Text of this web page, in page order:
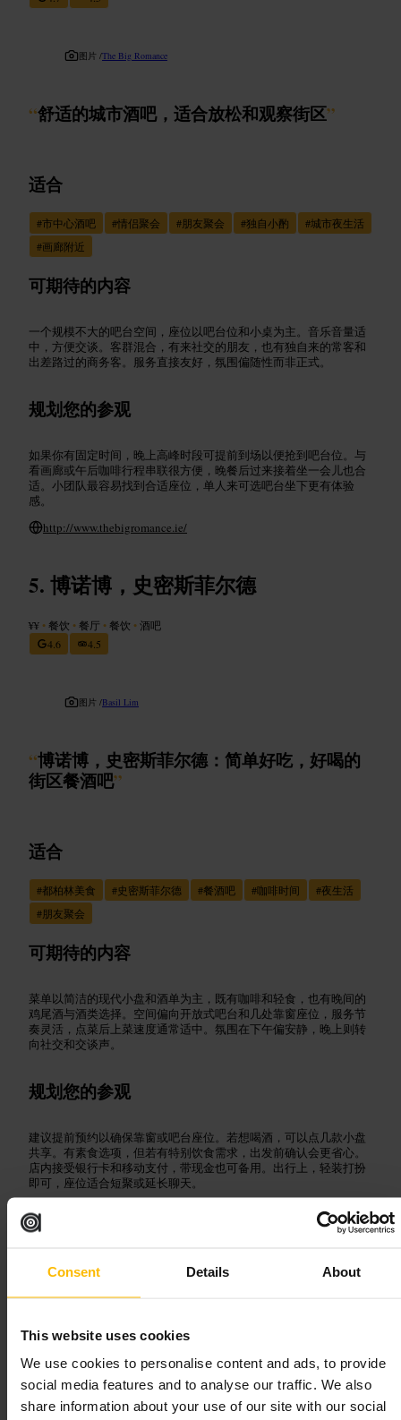
Consent Details About
This website uses cookies
We use cookies to personalise content and ads, to provide
social media features and to analyse our traffic. We also
share information about your use of our site with our social
图片 /The Big Romance
“舒适的城市酒吧，适合放松和观察街区”
适合
#市中心酒吧 #情侣聚会 #朋友聚会 #独自小酌 #城市夜生活
#画廊附近
可期待的内容
一个规模不大的吧台空间，座位以吧台位和小桌为主。音乐音量适
中，方便交谈。客群混合，有来社交的朋友，也有独自来的常客和
出差路过的商务客。服务直接友好，氛围偏随性而非正式。
规划您的参观
如果你有固定时间，晚上高峰时段可提前到场以便抢到吧台位。与
看画廊或午后咖啡行程串联很方便，晚餐后过来接着坐一会儿也合
适。小团队最容易找到合适座位，单人来可选吧台坐下更有体验
感。
http://www.thebigromance.ie/
博诺博，史密斯菲尔德
¥¥ •餐饮 •餐厅 •餐饮 •酒吧
4.6
4.5
图片 /Basil Lim
“博诺博，史密斯菲尔德：简单好吃，好喝的
街区餐酒吧”
适合
#都柏林美食 #史密斯菲尔德 #餐酒吧 #咖啡时间 #夜生活
#朋友聚会
可期待的内容
菜单以简洁的现代小盘和酒单为主，既有咖啡和轻食，也有晚间的
鸡尾酒与酒类选择。空间偏向开放式吧台和几处靠窗座位，服务节
奏灵活，点菜后上菜速度通常适中。氛围在下午偏安静，晚上则转
向社交和交谈声。
规划您的参观
建议提前预约以确保靠窗或吧台座位。若想喝酒，可以点几款小盘
共享。有素食选项，但若有特别饮食需求，出发前确认会更省心。
店内接受银行卡和移动支付，带现金也可备用。出行上，轻装打扮
即可，座位适合短聚或延长聊天。
德·布林德·皮格·斯皮克伊西
图片 /